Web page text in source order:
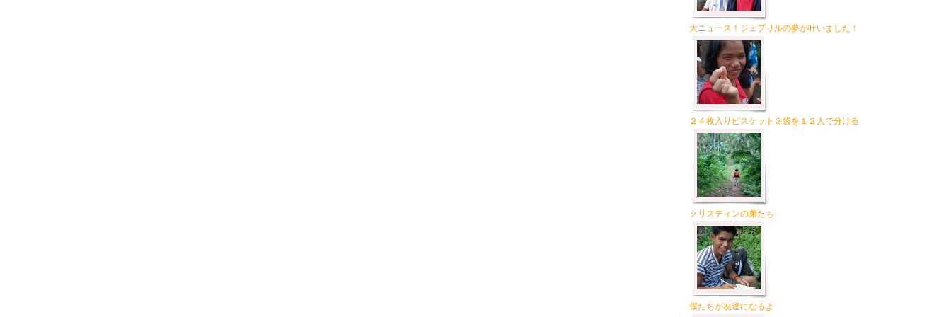
大ニュース！ジェプリルの夢が叶いました！
２４枚入りビスケット３袋を１２人で分ける
クリスティンの弟たち
僕たちが友達になるよ